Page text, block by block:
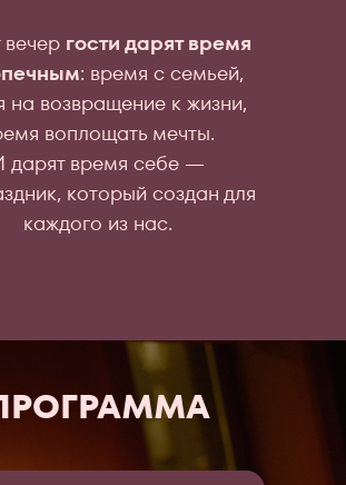
вечер гости дарят время
: время с семьей,
на возвращение к жизни,
воплощать мечты.
дарят время себе —
который создан для
каждого из нас.